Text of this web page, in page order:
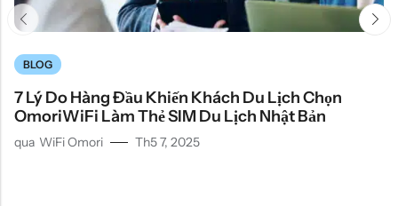
BLOG
7 Lý Do Hàng Đầu Khiến Khách Du Lịch Chọn
OmoriWiFi Làm Thẻ SIM Du Lịch Nhật Bản
qua WiFi Omori Th5 7, 2025